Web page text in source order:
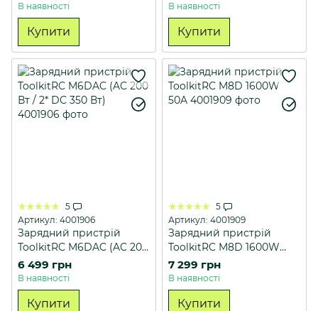
В наявності
Купити
В наявності
Купити
5
Артикул: 4001906
Зарядний пристрій
ToolkitRC M6DAC (AC 200
Вт / 2* DC 350 Вт)
6 499 грн
В наявності
Купити
5
Артикул: 4001909
Зарядний пристрій
ToolkitRC M8D 1600W
50A
7 299 грн
В наявності
Купити